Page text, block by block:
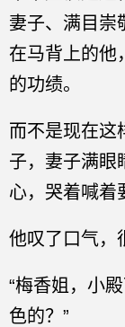
妻子、满目崇
在马背上的他
的功绩。
而不是现在这
子，妻子满眼
心，哭着喊着
他叹了口气，
“梅香姐，小
色的？”